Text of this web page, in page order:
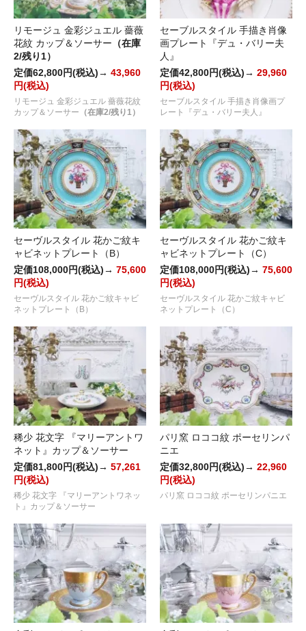
リモージュ 金彩ジュエル 薔薇
花紋 カップ＆ソーサー （在庫
2/残り1）
定価62,800円(税込)→ 43,960
円(税込)
リモージュ 金彩ジュエル 薔薇花紋
カップ＆ソーサー （在庫2/残り1）
セーブルスタイル 手描き肖像
画プレート『デュ・バリー夫
人』
定価42,800円(税込)→ 29,960
円(税込)
セーブルスタイル 手描き肖像画プ
レート『デュ・バリー夫人』
セーヴルスタイル 花かご紋キ
ャビネットプレート（B）
定価108,000円(税込)→ 75,600
円(税込)
セーヴルスタイル 花かご紋キャビ
ネットプレート（B）
セーヴルスタイル 花かご紋キ
ャビネットプレート（C）
定価108,000円(税込)→ 75,600
円(税込)
セーヴルスタイル 花かご紋キャビ
ネットプレート（C）
稀少 花文字 『マリーアントワ
ネット』カップ＆ソーサー
定価81,800円(税込)→ 57,261
円(税込)
稀少 花文字 『マリーアントワネッ
ト』カップ＆ソーサー
パリ窯 ロココ紋 ポーセリンパ
ニエ
定価32,800円(税込)→ 22,960
円(税込)
パリ窯 ロココ紋 ポーセリンパニエ